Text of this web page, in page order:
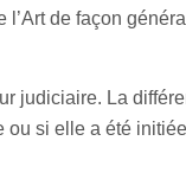
de façon
judiciaire. La
ou si elle a été